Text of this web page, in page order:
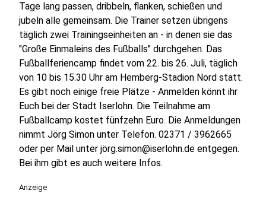
Tage lang passen, dribbeln, flanken, schießen und
jubeln alle gemeinsam. Die Trainer setzen übrigens
täglich zwei Trainingseinheiten an - in denen sie das
"Große Einmaleins des Fußballs" durchgehen. Das
Fußballferiencamp findet vom 22. bis 26. Juli, täglich
von 10 bis 15.30 Uhr am Hemberg-Stadion Nord statt.
Es gibt noch einige freie Plätze - Anmelden könnt ihr
Euch bei der Stadt Iserlohn. Die Teilnahme am
Fußballcamp kostet fünfzehn Euro. Die Anmeldungen
nimmt Jörg Simon unter Telefon. 02371 / 3962665
oder per Mail unter jörg.simon@iserlohn.de entgegen.
Bei ihm gibt es auch weitere Infos.
Anzeige